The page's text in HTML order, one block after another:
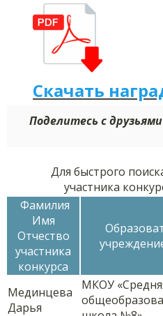
Скачать
Поделитесь с
Для быстрого
участника
Фамилия
Имя
Отчество
участника
конкурса
Мединцева
Дарья
МКОУ